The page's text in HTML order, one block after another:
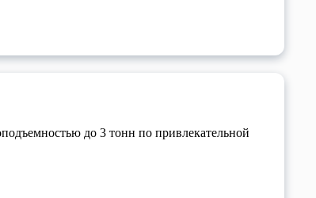
до 3 тонн по привлекательной